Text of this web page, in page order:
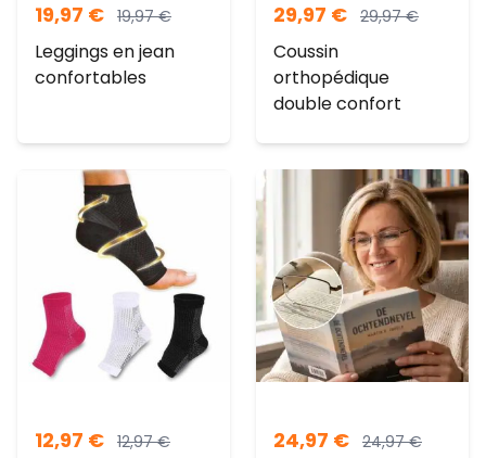
19,97 € 19,97€
Leggings en jean
confortables
29,97 € 29,97€
Coussin
orthopédique
double confort
12,97 € 12,97€ 24,97 € 24,97€